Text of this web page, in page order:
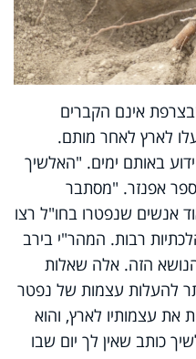
אינם הקברים
לארץ לאחר מותם.
באותם ימים. "האלשיך
אפנזר. "מסתבר
16 הרבה מאוד אנשים שנפטרו בחו"ל רצו
רבות. המהר"י בירב
הזה. אלה שאלות
להעלות עצמות של נפטר
עצמותיו לארץ, והוא
כותב שאין לך יום שבו